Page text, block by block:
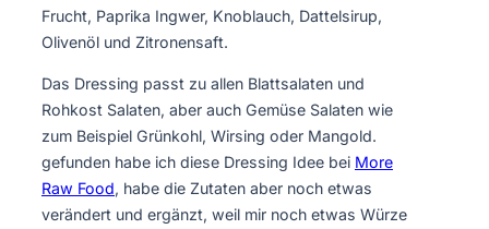
Frucht, Paprika Ingwer, Knoblauch, Dattelsirup,
Olivenöl und Zitronensaft.
Das Dressing passt zu allen Blattsalaten und
Rohkost Salaten, aber auch Gemüse Salaten wie
zum Beispiel Grünkohl, Wirsing oder Mangold.
gefunden habe ich diese Dressing Idee bei More
Raw Food, habe die Zutaten aber noch etwas
verändert und ergänzt, weil mir noch etwas Würze